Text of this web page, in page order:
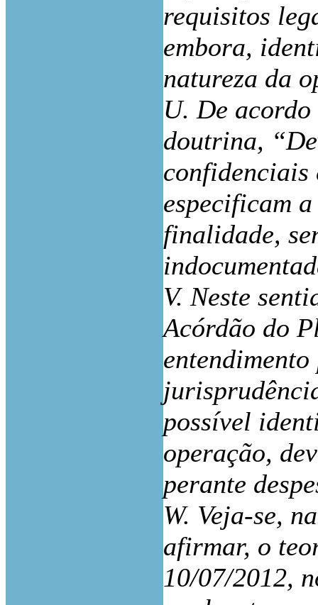
requisitos
embora,
natureza da
U. De
doutrina,
confidenciais
especificam
finalidade,
V. Neste
Acórdão do
possível
operação,
perante
W. Veja-se,
afirmar, o
10/07/2012,